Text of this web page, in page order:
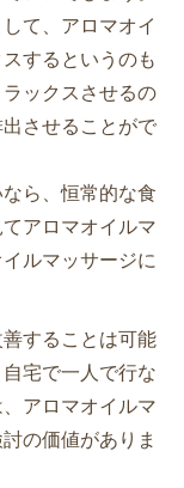
て、アロマオイ
するというのも
ックスさせるの
させることがで
ら、恒常的な食
アロマオイルマ
ルマッサージに
することは可能
宅で一人で行な
アロマオイルマ
の価値がありま